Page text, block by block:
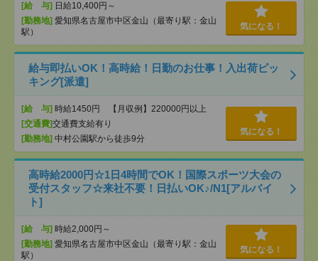
[給 与] 日給10,400円～
[勤務地] 愛知県名古屋市中区金山（最寄り駅：金山
駅）
気になる！
給与即払いOK！高時給！日勤のお仕事！入出荷ピッ
キング[派遣]
[給 与] 時給1450円 【月収例】220000円以上
[交通費]交通費支給有り
[勤務地] 中村公園駅から徒歩9分
気になる！
高時給2000円☆1日4時間でOK！国際スポーツ大会の
受付スタッフ☆来社不要！日払いOK♪/N1[アルバイ
ト]
[給 与] 時給2,000円～
[勤務地] 愛知県名古屋市中区金山（最寄り駅：金山
駅）
気になる！